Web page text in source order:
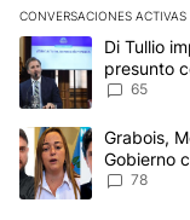
CONVERSACIONES ACTIVAS
Este listado muestra
Un artículo deDi Tullio
presunto
Ley de
65
Un artículo deGrabois,
Gobierno
78